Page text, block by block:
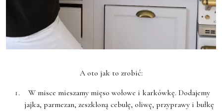
A oto jak to zrobić:
W misce mieszamy mięso wołowe i karkówkę. Dodajemy
jajka, parmezan, zeszkloną cebulę, oliwę, przyprawy i bułkę